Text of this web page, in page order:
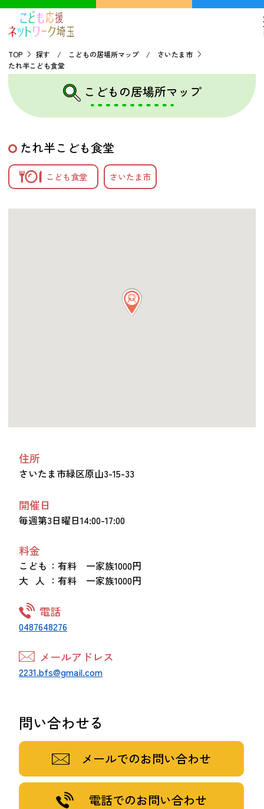
TOP
こどもの貧困について
探す
こどもの居場所マップ
TOP
探す / こどもの居場所マップ / さいたま市
たれ半こども食堂
こどもの居場所マップ
たれ半こども食堂
こども食堂 さいたま市
住所
さいたま市緑区原山3-15-33
開催日
毎週第3日曜日14:00-17:00
料金
こども ：有料 一家族1000円
大 人 ：有料 一家族1000円
電話
0487648276
メールアドレス
2231.bfs@gmail.com
問い合わせる
メールでのお問い合わせ
電話でのお問い合わせ